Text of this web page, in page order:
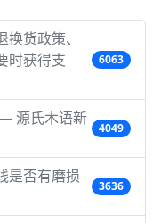
货政策、
时获得支
6063
源氏木语新
4049
是否有磨损
3636